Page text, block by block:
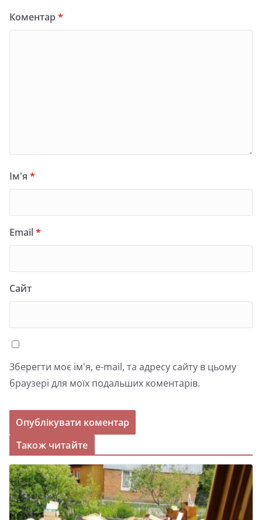
Коментар*
Ім'я *
Email*
Сайт
Зберегти моє ім'я, e-mail, та адресу сайту в цьому
браузері для моїх подальших коментарів.
Також читайте